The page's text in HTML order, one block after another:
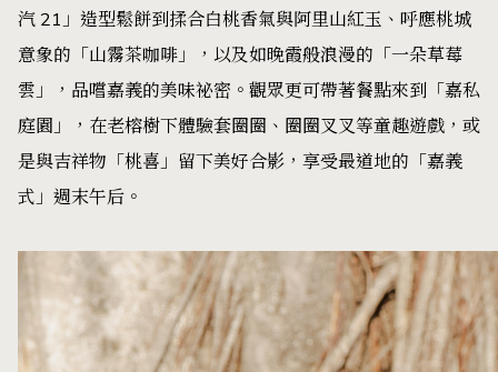
汽 21」造型鬆餅到揉合白桃香氣與阿里山紅玉、呼應桃城
意象的「山霧茶咖啡」，以及如晚霞般浪漫的「一朵草莓
雲」，品嚐嘉義的美味祕密。觀眾更可帶著餐點來到「嘉私
庭園」，在老榕樹下體驗套圈圈、圈圈叉叉等童趣遊戲，或
是與吉祥物「桃喜」留下美好合影，享受最道地的「嘉義
式」週末午后。